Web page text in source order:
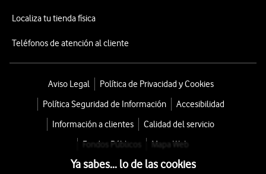
Localiza tu tienda física
Teléfonos de atención al cliente
Aviso Legal
Política de Privacidad y Cookies
Política Seguridad de Información
Accesibilidad
Información a clientes
Calidad del servicio
Fondos Públicos
Mapa Web
Ya sabes... lo de las cookies